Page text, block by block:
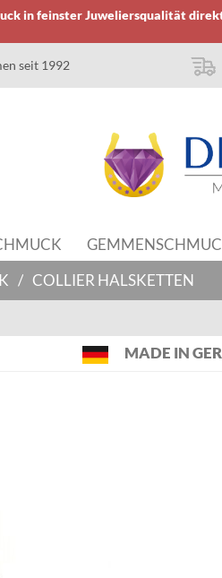
in feinster Juweliersqualität
seit 1992
/ COLLIER HALSKETTEN
MADE IN